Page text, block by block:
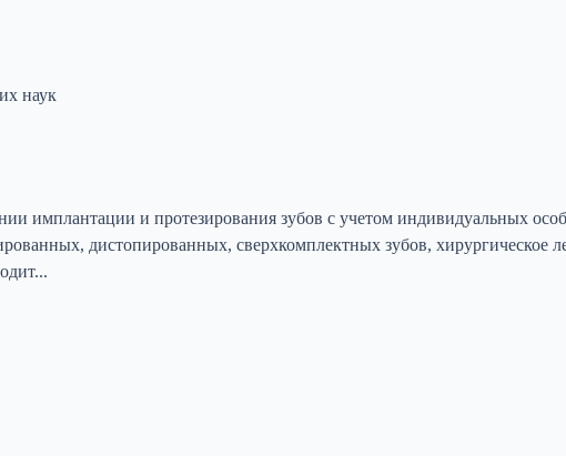
наук
имплантации и протезирования зубов с учетом индивидуальных
дистопированных, сверхкомплектных зубов, хирургическое